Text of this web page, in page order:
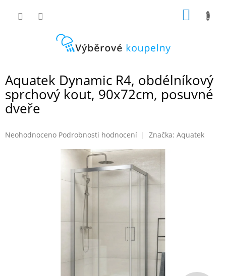
Aquatek Dynamic R4, obdélníkový
sprchový kout, 90x72cm, posuvné
dveře
Průměrné
Neohodnoceno Podrobnosti hodnocení Značka: Aquatek